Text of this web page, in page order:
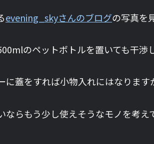
evening_skyさんのブログの写真を
のペットボトルを置いても干渉
に蓋をすれば小物入れにはなります
ならもう少し使えそうなモノを考え